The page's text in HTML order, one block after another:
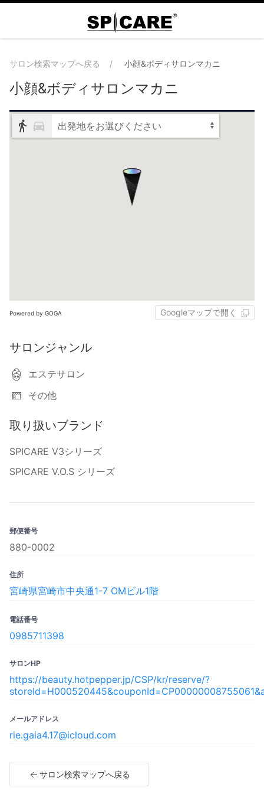
サロン検索マップへ戻る 小顔&ボディサロンマカニ
小顔&ボディサロンマカニ
出発地をお選びください
Powered by GOGA Googleマップで開く
サロンジャンル
エステサロン
その他
取り扱いブランド
SPICARE V3シリーズ
SPICARE V.O.S シリーズ
郵便番号
880-0002
住所
宮崎県宮崎市中央通1-7 OMビル1階
電話番号
0985711398
サロンHP
https://beauty.hotpepper.jp/CSP/kr/reserve/?
メールアドレス
rie.gaia4.17@icloud.com
サロン検索マップへ戻る